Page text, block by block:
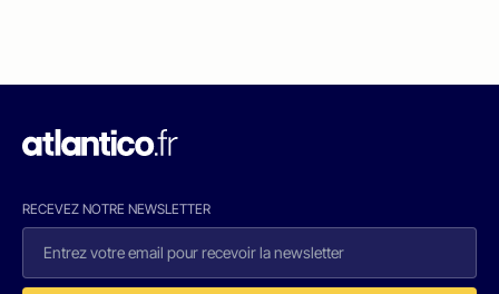
RECEVEZ NOTRE NEWSLETTER